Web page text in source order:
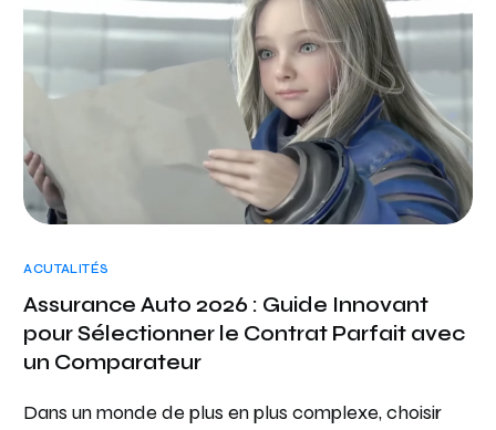
ACUTALITÉS
Assurance Auto 2026 : Guide Innovant
pour Sélectionner le Contrat Parfait avec
un Comparateur
Dans un monde de plus en plus complexe, choisir